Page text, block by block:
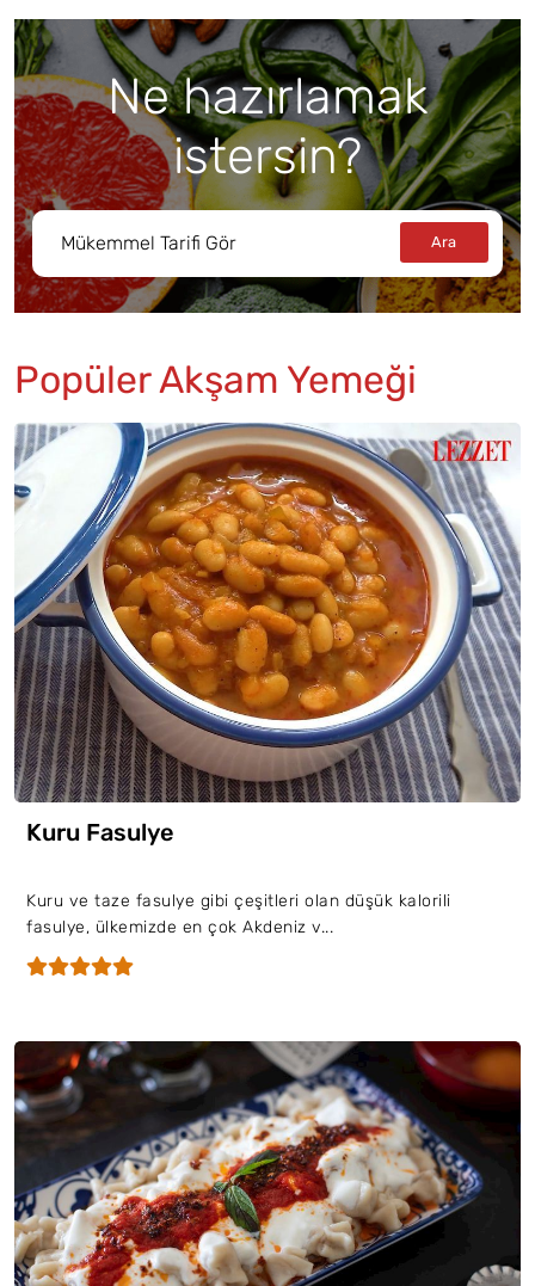
Ne hazırlamak
istersin?
Popüler Akşam Yemeği
Kuru Fasulye
Kuru ve taze fasulye gibi çeşitleri olan düşük kalorili
fasulye, ülkemizde en çok Akdeniz v...